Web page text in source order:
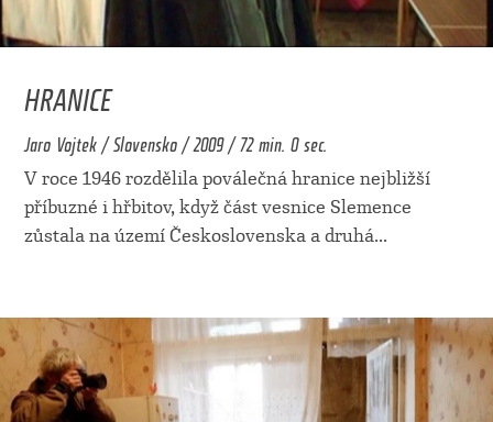
HRANICE
Jaro Vojtek / Slovensko / 2009 / 72 min. 0 sec.
V roce 1946 rozdělila poválečná hranice nejbližší
příbuzné i hřbitov, když část vesnice Slemence
zůstala na území Československa a druhá...